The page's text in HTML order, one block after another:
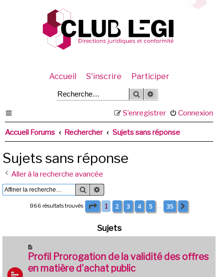
Accueil S'inscrire Participer
Rechercher
Connexion
S’enregistrer
Accueil Forums Rechercher Sujets sans réponse
Sujets sans réponse
Aller à la recherche avancée
Rechercher
866 résultats trouvés Page 1sur35
1 2 3 4 5 35
Sujets
o
u
v
Profil Prorogation de la validité des offres
en matière d’achat public